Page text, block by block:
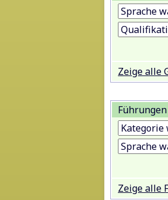
Zeige alle
Zeige alle